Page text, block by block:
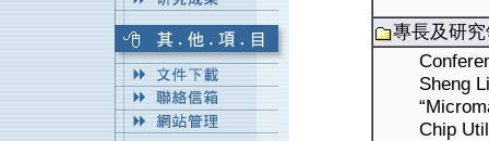
專長及研
Sheng
Chip